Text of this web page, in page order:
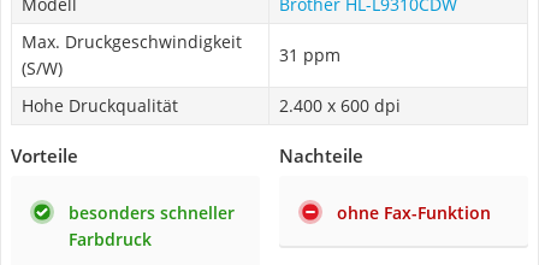
Max. Druckgeschwindigkeit
(S/W)
31 ppm
Hohe Druckqualität 2.400 x 600 dpi
Vorteile
besonders schneller
Farbdruck
Nachteile
ohne Fax-Funktion